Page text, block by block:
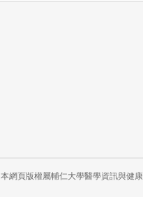
本網頁版權屬輔仁大學醫學資訊與健